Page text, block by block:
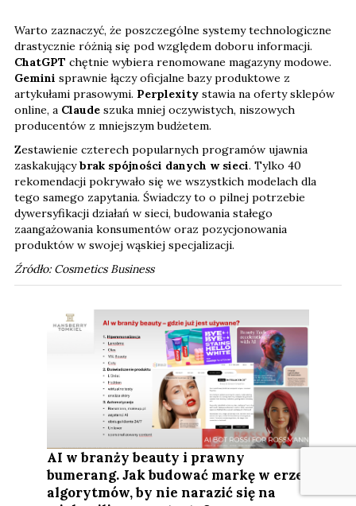
Warto zaznaczyć, że poszczególne systemy technologiczne
drastycznie różnią się pod względem doboru informacji.
ChatGPT chętnie wybiera renomowane magazyny modowe.
Gemini sprawnie łączy oficjalne bazy produktowe z
artykułami prasowymi. Perplexity stawia na oferty sklepów
online, a Claude szuka mniej oczywistych, niszowych
producentów z mniejszym budżetem.
Zestawienie czterech popularnych programów ujawnia
zaskakującybrak spójności danych w sieci. Tylko 40
rekomendacji pokrywało się we wszystkich modelach dla
tego samego zapytania. Świadczy to o pilnej potrzebie
dywersyfikacji działań w sieci, budowania stałego
zaangażowania konsumentów oraz pozycjonowania
produktów w swojej wąskiej specjalizacji.
Źródło: Cosmetics Business
AI w branży beauty i prawny
bumerang. Jak budować markę w erze
algorytmów, by nie narazić się na